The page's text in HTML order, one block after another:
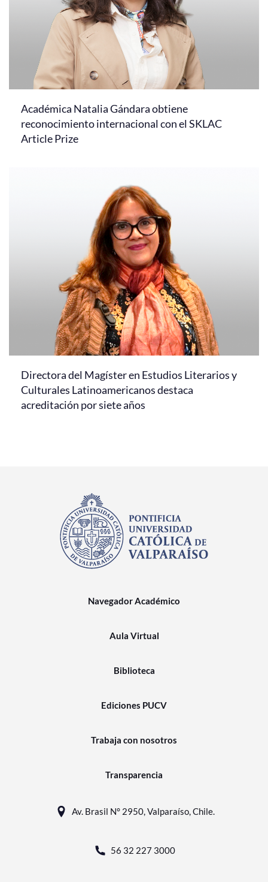
Académica Natalia Gándara obtiene
reconocimiento internacional con el SKLAC
Article Prize
Directora del Magíster en Estudios Literarios y
Culturales Latinoamericanos destaca
acreditación por siete años
Navegador Académico
Aula Virtual
Biblioteca
Ediciones PUCV
Trabaja con nosotros
Transparencia
Av. Brasil N° 2950, Valparaíso, Chile.
56 32 227 3000